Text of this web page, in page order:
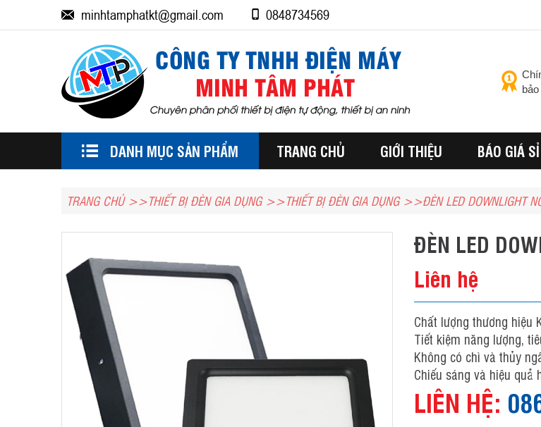
minhtamphatkt@gmail.com 0848734569
DANH MỤC SẢN PHẨM TRANG CHỦ GIỚI THIỆU BÁO GIÁ SỈ
TRANG CHỦ THIẾT BỊ ĐÈN GIA DỤNG THIẾT BỊ ĐÈN GIA DỤNG ĐÈN LED DOWNLIGHT
ĐÈN LED
Liên hệ
Chất lượng thương hiệu
Tiết kiệm năng lượng,
Không có chì và thủy
Chiếu sáng và hiệu quả
LIÊN HỆ: